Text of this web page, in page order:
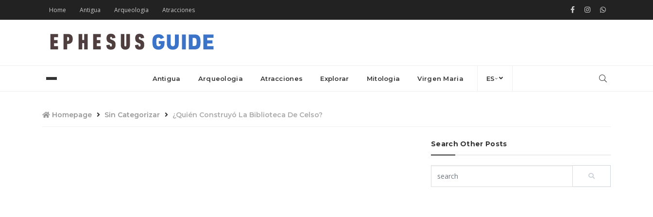
Home Antigua Arqueologia Atracciones
Antigua Arqueologia Atracciones Explorar Mitologia Virgen Maria ES
Homepage Sin Categorizar ¿Quién Construyó La Biblioteca De Celso?
Search Other Posts